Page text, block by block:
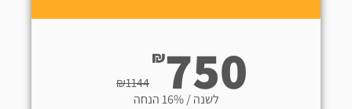
₪1144
₪750
לשנה / 16% הנחה